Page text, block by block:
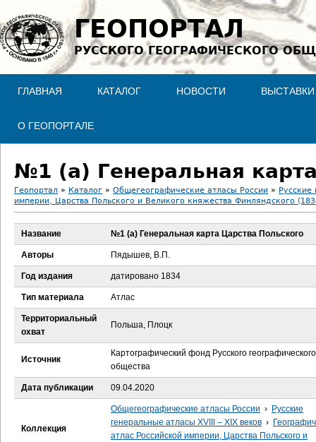
Jump to navigation
ГЕОПОРТАЛ
РУССКОГО ГЕОГРАФИЧЕСКОГО
ГЛАВНАЯ КАТАЛОГ НОВОСТИ ВЫСТАВКИ
О ГЕОПОРТАЛЕ
№1 (a) Генеральная
В
ы
з
д
ь
Геопортал » Каталог » Общегеографические атласы России » Русские
империи, Царства Польского и Великого княжества Финляндского
Название №1 (a) Генеральная карта Царства Польского
Авторы Пядышев, В.П.
Год издания датировано 1834
Тип материала Атлас
Территориальный
охват
Польша, Плоцк
Источник
Картографический фонд Русского географического
общества
Дата публикации 09.04.2020
Коллекция
Общегеографические атласы России › Русские
генеральные атласы XVIII – XIX веков ›
атлас Российской империи, Царства Польского и